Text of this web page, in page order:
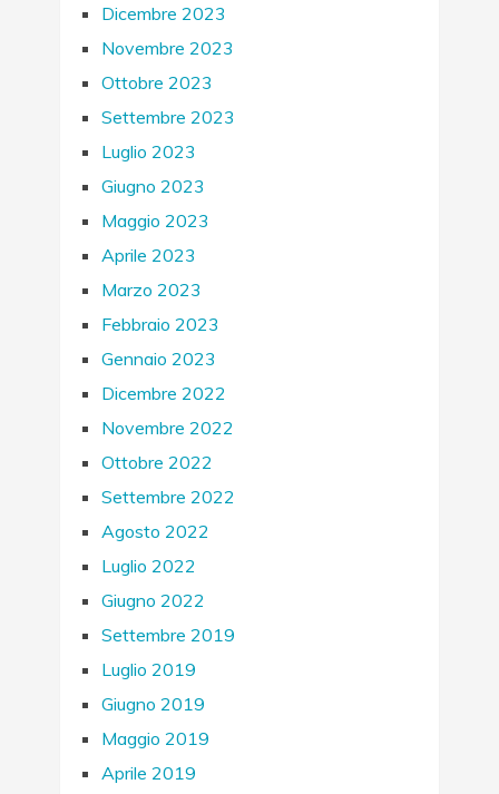
Dicembre 2023
Novembre 2023
Ottobre 2023
Settembre 2023
Luglio 2023
Giugno 2023
Maggio 2023
Aprile 2023
Marzo 2023
Febbraio 2023
Gennaio 2023
Dicembre 2022
Novembre 2022
Ottobre 2022
Settembre 2022
Agosto 2022
Luglio 2022
Giugno 2022
Settembre 2019
Luglio 2019
Giugno 2019
Maggio 2019
Aprile 2019